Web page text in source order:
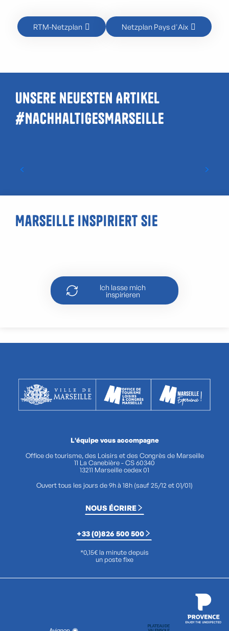
RTM-Netzplan Netzplan Pays d'Aix
Unsere neuesten Artikel
#NachhaltigesMarseille
Marseille inspiriert Sie
Ich lasse mich
inspirieren
L'équipe vous accompagne
Office de tourisme, des Loisirs et des Congrès de Marseille
11 La Canebière - CS 60340
13211 Marseille cedex 01
Ouvert tous les jours de 9h à 18h (sauf 25/12 et 01/01)
NOUS ÉCRIRE
+33 (0)826 500 500
*0,15€ la minute depuis
un poste fixe